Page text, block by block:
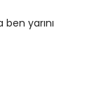
yarını